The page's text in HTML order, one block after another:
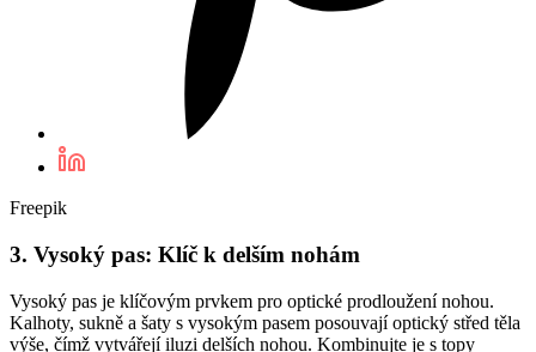
Freepik
3. Vysoký pas: Klíč k delším nohám
Vysoký pas je klíčovým prvkem pro optické prodloužení nohou.
Kalhoty, sukně a šaty s vysokým pasem posouvají optický střed těla
výše, čímž vytvářejí iluzi delších nohou. Kombinujte je s topy